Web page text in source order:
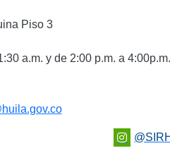
Piso 3
a.m. y de 2:00 p.m. a 4:00p.m.